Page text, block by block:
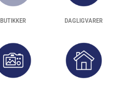
BUTIKKER DAGLIGVARER